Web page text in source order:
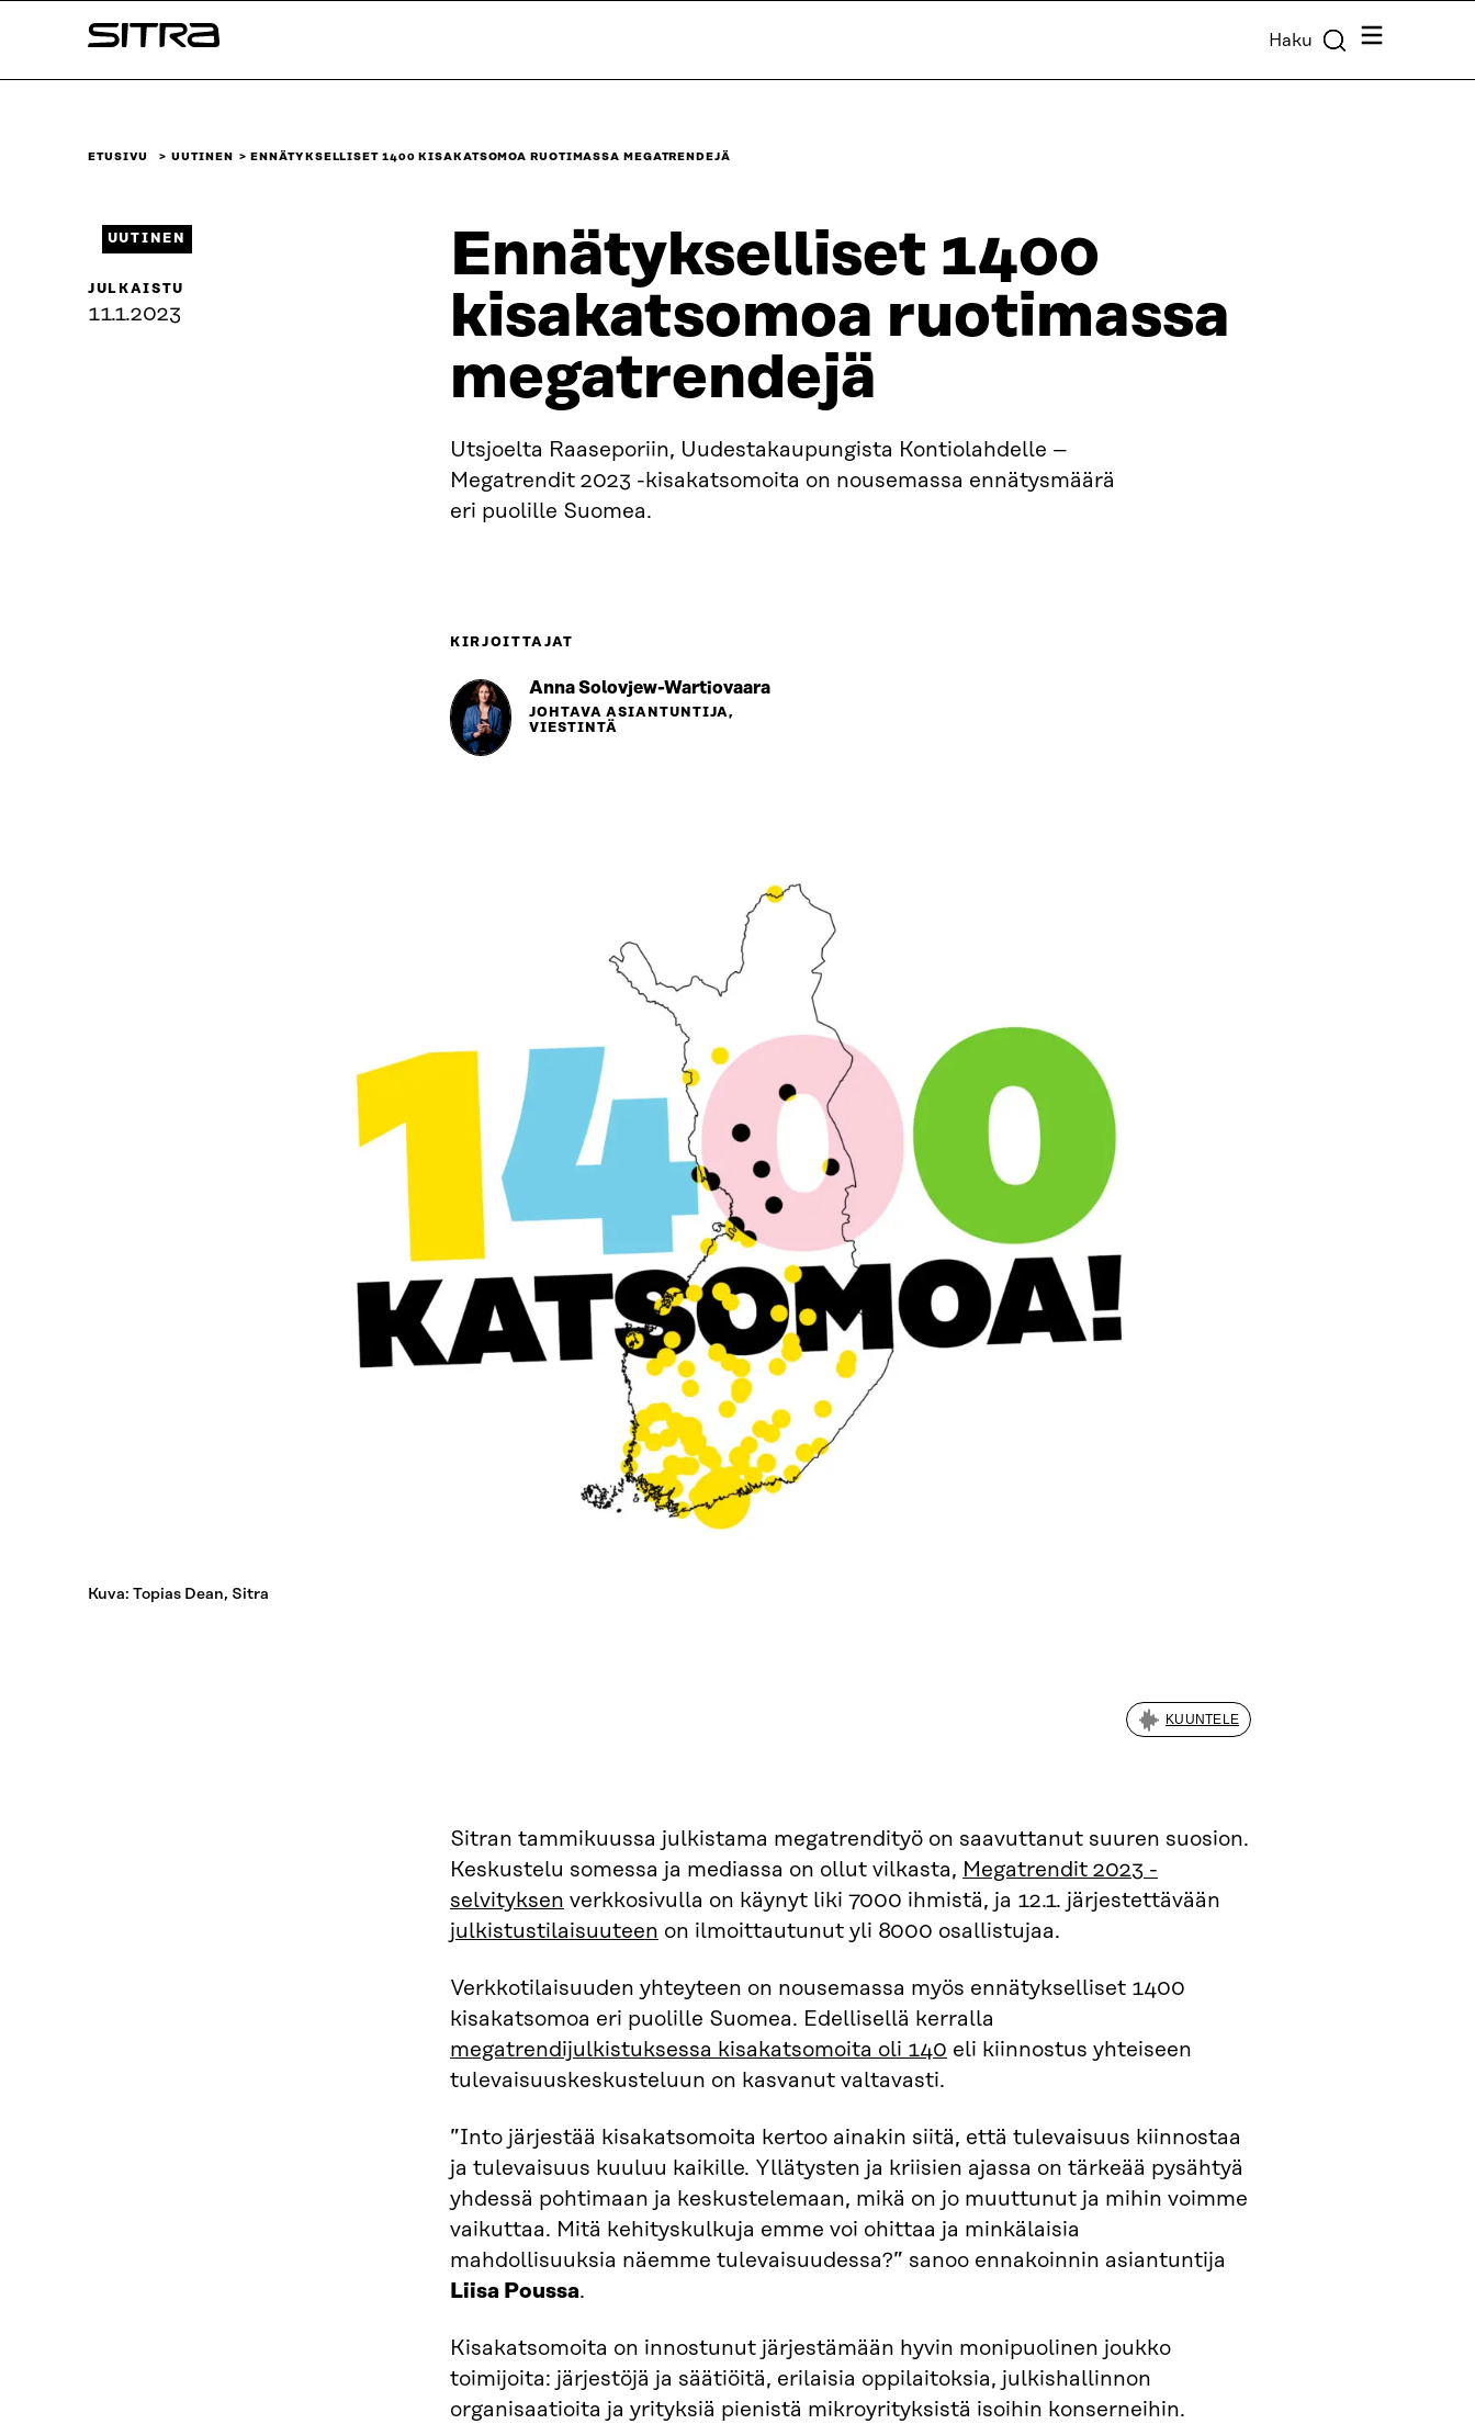
sisältöön
Sitra Haku Valikko
ETUSIVU UUTINEN ENNÄTYKSELLISET 1400 KISAKATSOMOA RUOTIMASSA MEGATRENDEJÄ
Ennätykselliset 1400
kisakatsomoa ruotimassa
megatrendejä
Utsjoelta Raaseporiin, Uudestakaupungista Kontiolahdelle –
Megatrendit 2023 -kisakatsomoita on nousemassa ennätysmäärä
eri puolille Suomea.
UUTINEN
JULKAISTU
11.1.2023
KIRJOITTAJAT
Anna Solovjew-Wartiovaara
JOHTAVA ASIANTUNTIJA,
VIESTINTÄ
Kuva: Topias Dean, Sitra
KUUNTELE
Sitran tammikuussa julkistama megatrendityö on saavuttanut suuren suosion.
Keskustelu somessa ja mediassa on ollut vilkasta, Megatrendit 2023 -
selvityksen verkkosivulla on käynyt liki 7000 ihmistä, ja 12.1. järjestettävään
julkistustilaisuuteen on ilmoittautunut yli 8000 osallistujaa.
Verkkotilaisuuden yhteyteen on nousemassa myös ennätykselliset 1400
kisakatsomoa eri puolille Suomea. Edellisellä kerralla
megatrendijulkistuksessa kisakatsomoita oli 140 eli kiinnostus yhteiseen
tulevaisuuskeskusteluun on kasvanut valtavasti.
”Into järjestää kisakatsomoita kertoo ainakin siitä, että tulevaisuus kiinnostaa
ja tulevaisuus kuuluu kaikille. Yllätysten ja kriisien ajassa on tärkeää pysähtyä
yhdessä pohtimaan ja keskustelemaan, mikä on jo muuttunut ja mihin voimme
vaikuttaa. Mitä kehityskulkuja emme voi ohittaa ja minkälaisia
mahdollisuuksia näemme tulevaisuudessa?” sanoo ennakoinnin asiantuntija
Liisa Poussa.
Kisakatsomoita on innostunut järjestämään hyvin monipuolinen joukko
toimijoita: järjestöjä ja säätiöitä, erilaisia oppilaitoksia, julkishallinnon
organisaatioita ja yrityksiä pienistä mikroyrityksistä isoihin konserneihin.